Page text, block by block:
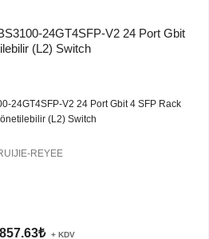
24GT4SFP-V2 24 Port Gbit 4 SFP Rack
(L2) Switch
REYEE
+ KDV